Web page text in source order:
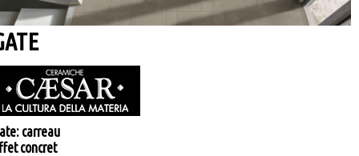
carreau
concret